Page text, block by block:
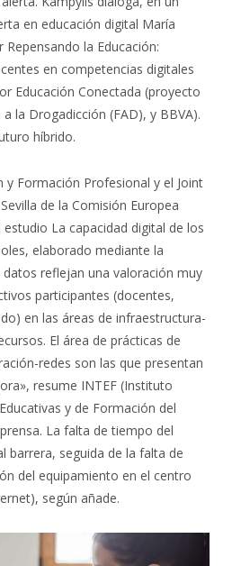
en educación digital María
la Educación:
en competencias digitales
Educación Conectada (proyecto
la Drogadicción (FAD), y BBVA).
híbrido.
y Formación Profesional y el Joint
de la Comisión Europea
La capacidad digital de los
elaborado mediante la
datos reflejan una valoración muy
participantes (docentes,
en las áreas de infraestructura-
El área de prácticas de
redes son las que presentan
resume INTEF (Instituto
y de Formación del
La falta de tiempo del
barrera, seguida de la falta de
del equipamiento en el centro
según añade.